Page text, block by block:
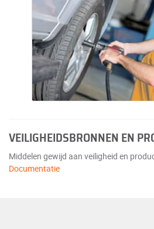
VEILIGHEIDSBRONNEN EN
Middelen gewijd aan veiligheid en
Documentatie